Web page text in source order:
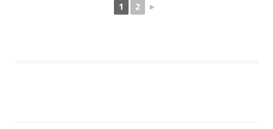
1 2 ►